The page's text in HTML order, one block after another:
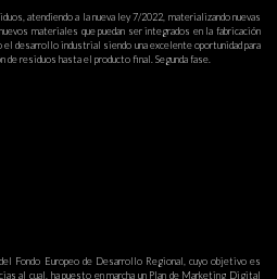
atendiendo a la nueva ley 7/2022, materializando nuevas
materiales que puedan ser integrados en la fabricación
desarrollo industrial siendo una excelente oportunidad para
residuos hasta el producto final. Segunda fase.
Fondo Europeo de Desarrollo Regional, cuyo objetivo es
al cual, ha puesto en marcha un Plan de Marketing Digital